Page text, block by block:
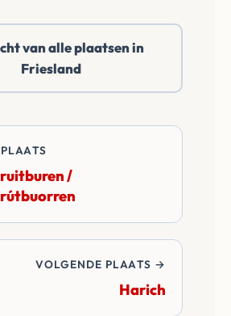
of
Wij
alle
van alle plaatsen in
Friesland
/
VOLGENDE PLAATS →
Harich